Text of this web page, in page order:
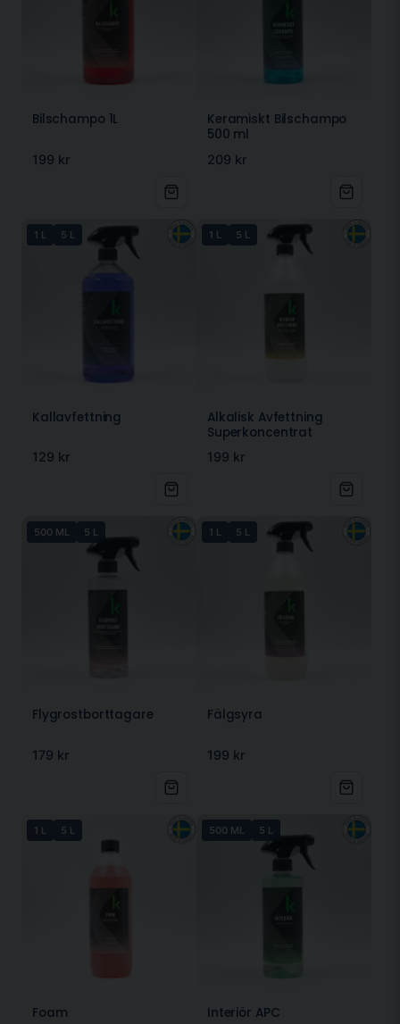
Bilschampo 1L
199 kr
Keramiskt Bilschampo
500 ml
209 kr
1 L 5 L
Kallavfettning
129 kr
1 L 5 L
Alkalisk Avfettning
Superkoncentrat
199 kr
500 ML 5 L
Flygrostborttagare
179 kr
1 L 5 L
Fälgsyra
199 kr
1 L 5 L
Foam
500 ML 5 L
Interiör APC